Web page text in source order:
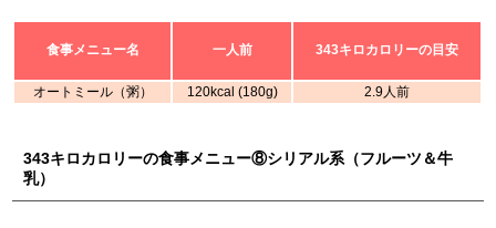
食事メニュー名 一人前 343キロカロリーの目安
オートミール（粥） 120kcal (180g) 2.9人前
343キロカロリーの食事メニュー⑧シリアル系（フルーツ＆牛
乳）